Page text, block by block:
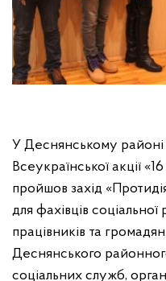
У Деснянському районі
Всеукраїнської акції
пройшов захід
для фахівців
працівників та
Деснянського
соціальних служб,